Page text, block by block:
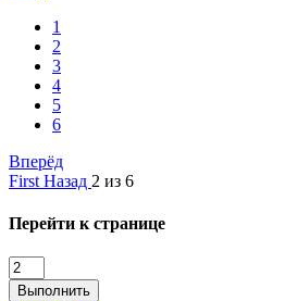
1
2
3
4
5
6
Вперёд
First Назад 2 из 6
Перейти к странице
Выполнить